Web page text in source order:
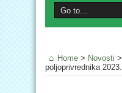
Home > Novosti >
poljoprivrednika 2023.